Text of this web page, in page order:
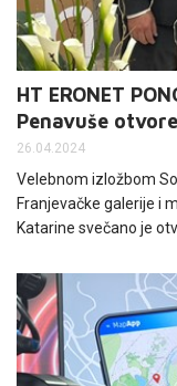
HT ERONET
Penavuše
26.04.2024
Velebnom izložbom
Franjevačke galerije i
Katarine svečano je
traje idućih mjesec i